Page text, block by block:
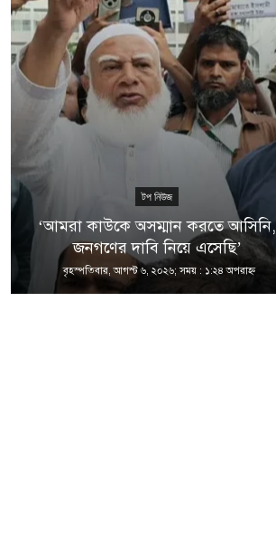
টপ নিউজ
‘আমরা কাউকে অসম্মান করতে আসিনি,
জনগণের দাবি নিয়ে এসেছি’
বৃহস্পতিবার, আগস্ট ৬, ২০২৬; সময় : ১:২৪ অপরাহ্ণ